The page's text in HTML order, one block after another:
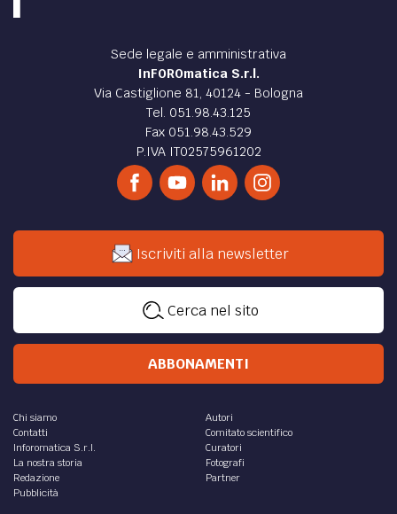
Sede legale e amministrativa
InFOROmatica S.r.l.
Via Castiglione 81, 40124 - Bologna
Tel. 051.98.43.125
Fax 051.98.43.529
P.IVA IT02575961202
Iscriviti alla newsletter
Cerca nel sito
ABBONAMENTI
Chi siamo
Contatti
Inforomatica S.r.l.
La nostra storia
Redazione
Pubblicità
Autori
Comitato scientifico
Curatori
Fotografi
Partner